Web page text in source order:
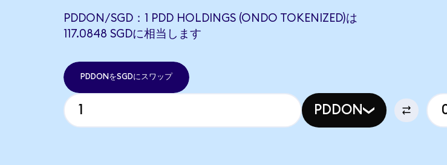
PDDON/SGD：1 PDD HOLDINGS (ONDO TOKENIZED)は
117.0848 SGDに相当します
PDDONをSGDにスワップ
PDDON